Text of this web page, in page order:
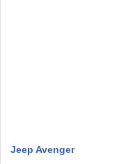
Jeep Avenger